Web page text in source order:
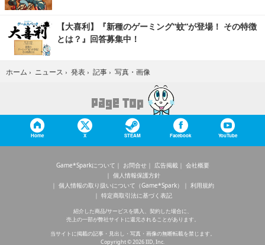
【大喜利】『新種のゲーミング“蚊”が登場！ その特徴
とは？』回答募集中！
ホーム › ニュース › 発表 › 記事 › 写真・画像
Home X STEAM Facebook YouTube
Game*Sparkについて お問合せ 広告掲載
会社概要
個人情報保護方針
個人情報の取り扱いについて（Game*Spark）
利用規約
特定商取引法に基づく表記
紹介した商品/サービスを購入、契約した場合に、
売上の一部が弊社サイトに還元されることがあります。
当サイトに掲載の記事・見出し・写真・画像の無断転載を禁じます。
Copyright © 2026 IID, Inc.